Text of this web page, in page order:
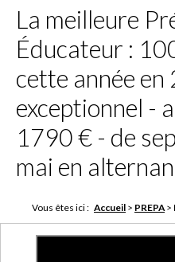
La meilleure
Éducateur :
cette année
exceptionnel -
1790 € - de
mai en
Vous êtes ici : Accueil > PREPA >